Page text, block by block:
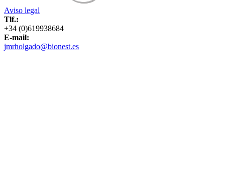
Aviso legal
Tlf.:
+34 (0)619938684
E-mail:
jmrholgado@bionest.es